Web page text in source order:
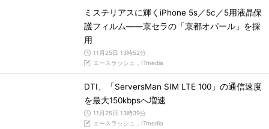
ミステリアスに輝くiPhone 5s／5c／5用液晶保
護フィルム――京セラの「京都オパール」を採
用
11月25日 13時52分
エースラッシュ，ITmedia
DTI、「ServersMan SIM LTE 100」の通信速度
を最大150kbpsへ増速
11月25日 13時39分
エースラッシュ，ITmedia